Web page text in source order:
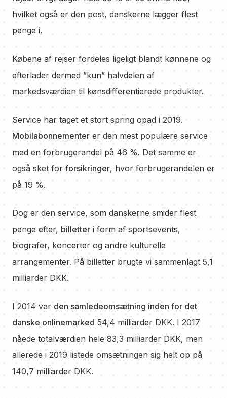
hvilket også er den post, danskerne lægger flest
penge i.
Købene af rejser fordeles ligeligt blandt kønnene og
efterlader dermed ”kun” halvdelen af
markedsværdien til kønsdifferentierede produkter.
Service har taget et stort spring opad i 2019.
Mobilabonnementer er den mest populære service
med en forbrugerandel på 46 %. Det samme er
også sket for forsikringer, hvor forbrugerandelen er
på 19 %.
Dog er den service, som danskerne smider flest
penge efter, billetter i form af sportsevents,
biografer, koncerter og andre kulturelle
arrangementer. På billetter brugte vi sammenlagt 5,1
milliarder DKK.
I 2014 var den samledeomsætning inden for det
danske onlinemarked 54,4 milliarder DKK. I 2017
nåede totalværdien hele 83,3 milliarder DKK, men
allerede i 2019 listede omsætningen sig helt op på
140,7 milliarder DKK.